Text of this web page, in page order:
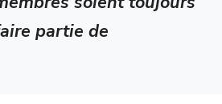
partie de